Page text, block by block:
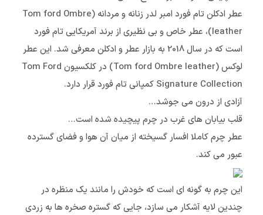
عطر ادکلن تام فورد امبر لدر زنانه و مردانه (Tom ford Ombre
leather)، عطر خاص و بی نظیری از برند آمریکایی تام فورد
است که در سال 2018 به بازار عطر و ادکلن معرفی شد. این عطر
لوکس (Tom ford Ombre leather) در کلکسیون Tom Ford
Signature Collection کمپانی تام فورد قرار دارد.
آزادی از درون می جوشد…
قلب بیابان های غرب در چرم پیچیده شده است…
عطر چرم کاملا افسار گسیخته از میان آن هوا و فضای گسترده
عبور می کند.
این چرم به گونه ای است که خودش را مانند یک منظره در
چندین لایه آشکار می سازد، جایی که گستره صخره ها به زردی